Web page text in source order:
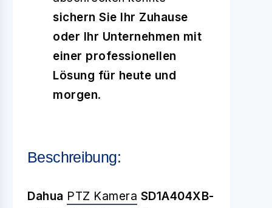
sichern Sie Ihr Zuhause
oder Ihr Unternehmen mit
einer professionellen
Lösung für heute und
morgen.
Beschreibung:
Dahua PTZ Kamera SD1A404XB-